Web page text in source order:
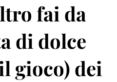
fai da
di dolce
gioco) dei